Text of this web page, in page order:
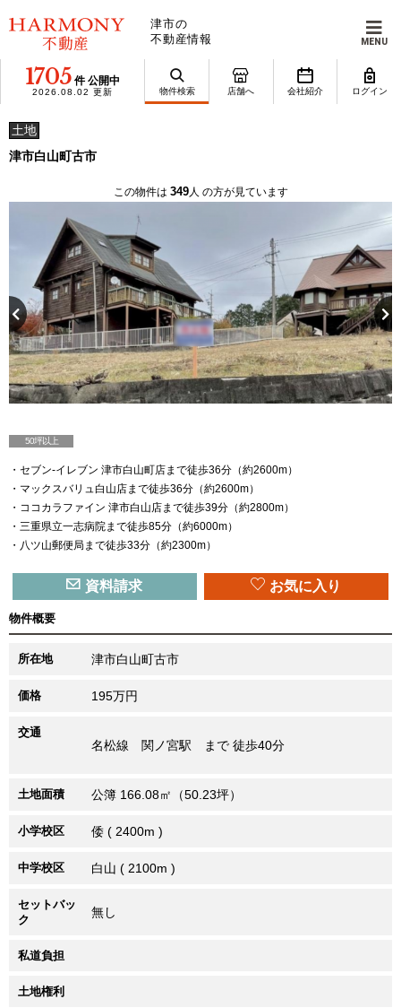
津市の
不動産情報
MENU
1705 件 公開中
2026.08.02 更新 物件検索 店舗へ 会社紹介 ログイン
土地
津市白山町古市
この物件は 349人 の方が見ています
【外観】
50坪以上
・セブン-イレブン 津市白山町店まで徒歩36分（約2600m）
・マックスバリュ白山店まで徒歩36分（約2600m）
・ココカラファイン 津市白山店まで徒歩39分（約2800m）
・三重県立一志病院まで徒歩85分（約6000m）
・八ツ山郵便局まで徒歩33分（約2300m）
資料請求 お気に入り
物件概要
所在地 津市白山町古市
価格 195万円
交通
名松線 関ノ宮駅 まで 徒歩40分
土地面積 公簿 166.08㎡（50.23坪）
小学校区 倭 ( 2400m )
中学校区 白山 ( 2100m )
セットバッ
ク
無し
私道負担
土地権利